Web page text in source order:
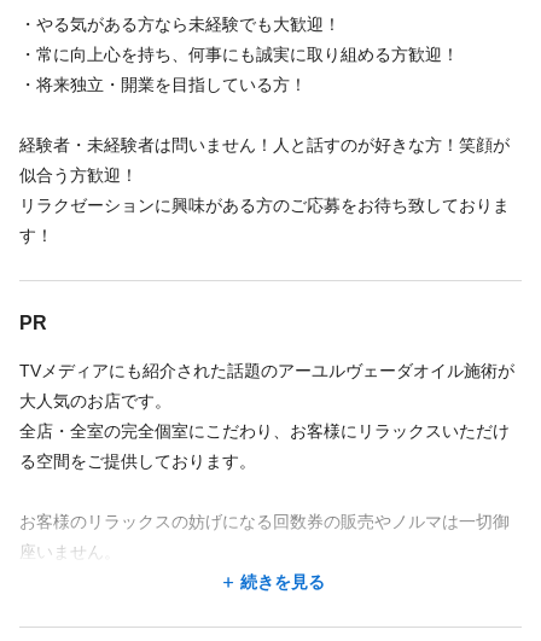
≪スポット・Wワーク勤務も可≫
ライフスタイルに合わせて自由出勤
施術手当＋指名料＋月次インセンティブで時給3000円以上の実績
も有ります！
◆支給実例
0円＝総支給420,892円
入社1年3ヵ月・週2～3日勤務（Wワーク月56時間）
保障･施術手当81,600円＋指名料6,500円＋評価インセン5,500円
＝総支給93,600円（1時間あたり1,671円）
頑張りに応じて毎月インセンティブ有り！
続きを見る
東京都 新宿区 新宿4-3-7
新宿三丁目駅 徒歩 4分
地図アプリで見る
勤務地が希望に合わなくても、応募した後に相談できることが
【基本委託料】+【施術手当】+【指名料】＋【評価インセンティ
ブ】
2000円～3000円/60分あたり
◆支給実例
入社1年7ヵ月・週5日勤務
委託料･施術手当296,892円＋指名料15,000円＋評価インセン109,
000円＝総支給420,892円
委託料･施術手当81,600円＋指名料6,500円＋評価インセン5,500
営業トークやノルマ一切なし！
頑張りに応じて毎月インセンティブ有り！
指名料全額100％バック！
安心の保障給有り！
続きを見る
東京都 新宿区 新宿4-3-7
新宿三丁目駅 徒歩 4分
地図アプリで見る
勤務地が希望に合わなくても、応募した後に相談できることが
・やる気がある方なら未経験でも大歓迎！
・常に向上心を持ち、何事にも誠実に取り組める方歓迎！
・将来独立・開業を目指している方！
経験者・未経験者は問いません！人と話すのが好きな方！笑顔が
似合う方歓迎！
リラクゼーションに興味がある方のご応募をお待ち致しておりま
す！
PR
TVメディアにも紹介された話題のアーユルヴェーダオイル施術が
大人気のお店です。
全店・全室の完全個室にこだわり、お客様にリラックスいただけ
る空間をご提供しております。
お客様のリラックスの妨げになる回数券の販売やノルマは一切御
座いません。
お客様にご満足いただける為に必要な、技術向上・笑顔のおもて
続きを見る